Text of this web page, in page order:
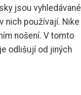
jsou vyhledávané
nich používají. Nike
nošení. V tomto
odlišují od jiných